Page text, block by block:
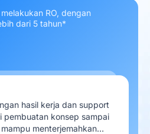
RO, dengan
dari 5 tahun*
hasil kerja dan support
pembuatan konsep sampai
menterjemahkan